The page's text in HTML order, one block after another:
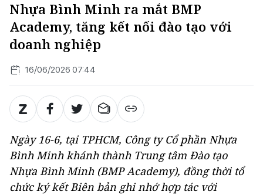
Nhựa Bình Minh ra mắt BMP
Academy, tăng kết nối đào tạo với
doanh nghiệp
16/06/2026 07:44
Ngày 16-6, tại TPHCM, Công ty Cổ phần Nhựa
Bình Minh khánh thành Trung tâm Đào tạo
Nhựa Bình Minh (BMP Academy), đồng thời tổ
chức ký kết Biên bản ghi nhớ hợp tác với